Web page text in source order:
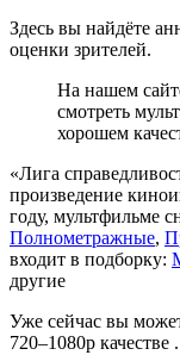
Здесь вы найдёте
оценки зрителей.
На нашем
смотреть
хорошем
«Лига
произведение
году, мультфильме
Полнометражные,
входит в подборку:
другие
Уже сейчас вы
720–1080p